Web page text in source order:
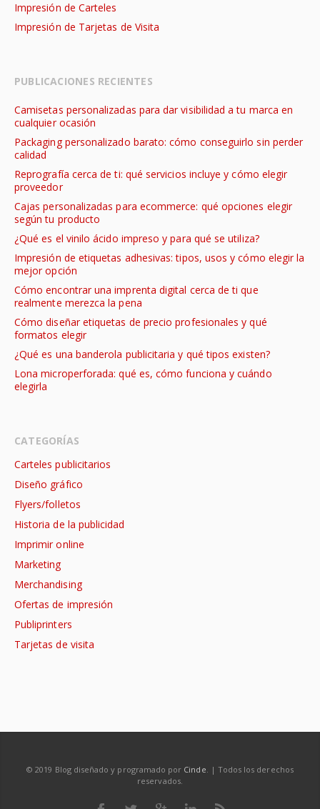
Impresión de Carteles
Impresión de Tarjetas de Visita
PUBLICACIONES RECIENTES
Camisetas personalizadas para dar visibilidad a tu marca en
cualquier ocasión
Packaging personalizado barato: cómo conseguirlo sin perder
calidad
Reprografía cerca de ti: qué servicios incluye y cómo elegir
proveedor
Cajas personalizadas para ecommerce: qué opciones elegir
según tu producto
¿Qué es el vinilo ácido impreso y para qué se utiliza?
Impresión de etiquetas adhesivas: tipos, usos y cómo elegir la
mejor opción
Cómo encontrar una imprenta digital cerca de ti que
realmente merezca la pena
Cómo diseñar etiquetas de precio profesionales y qué
formatos elegir
¿Qué es una banderola publicitaria y qué tipos existen?
Lona microperforada: qué es, cómo funciona y cuándo
elegirla
CATEGORÍAS
Carteles publicitarios
Diseño gráfico
Flyers/folletos
Historia de la publicidad
Imprimir online
Marketing
Merchandising
Ofertas de impresión
Publiprinters
Tarjetas de visita
© 2019 Blog diseñado y programado por Cinde. | Todos los derechos
reservados.